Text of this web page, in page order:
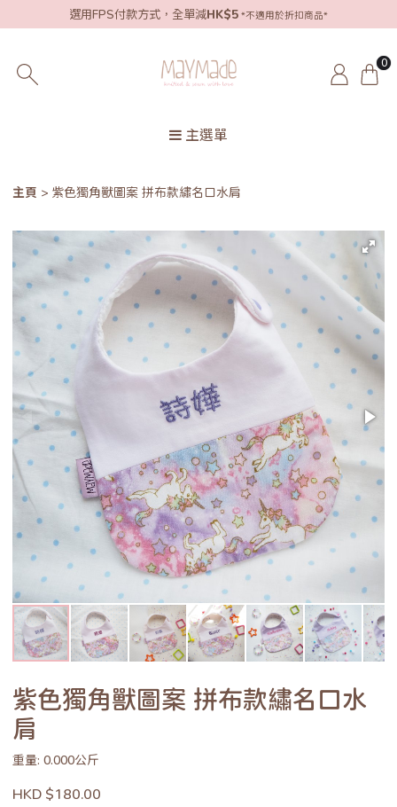
選用FPS付款方式，全單減HK$5 *不適用於折扣商品*
0
主選單
主頁 紫色獨角獸圖案 拼布款繡名口水肩
紫色獨角獸圖案 拼布款繡名口水
肩
重量: 0.000公斤
HKD $180.00